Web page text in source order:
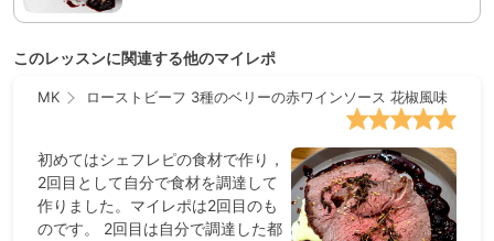
このレッスンに関連する他のマイレポ
MK ローストビーフ 3種のベリーの赤ワインソース 花椒風味
初めてはシェフレピの食材で作り，
2回目として自分で食材を調達して
作りました。マイレポは2回目のも
のです。 2回目は自分で調達した都